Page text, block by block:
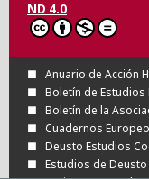
ND 4.0
Anuario de Acción
Boletín de Estudios
Boletín de la
Cuadernos
Deusto Estudios
Estudios de Deusto